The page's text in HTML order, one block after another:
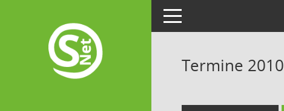
Toggle navigation
Termine 2010